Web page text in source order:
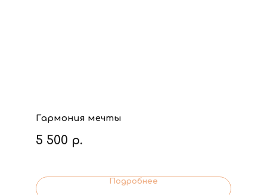
Гармония мечты
5 500 р.
Подробнее